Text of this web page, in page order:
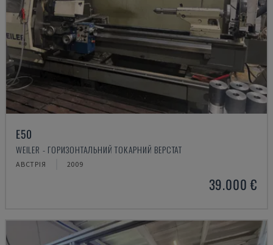
E50
WEILER - ГОРИЗОНТАЛЬНИЙ ТОКАРНИЙ ВЕРСТАТ
АВСТРІЯ 2009
39.000 €